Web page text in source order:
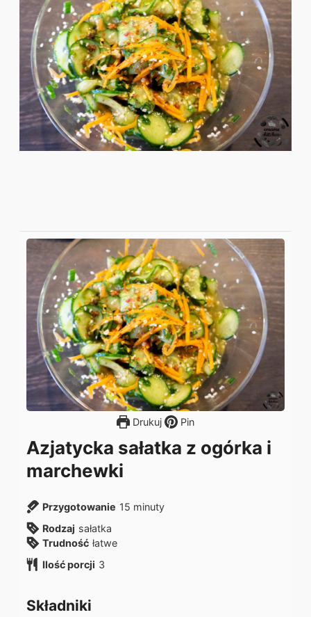
Drukuj Pin
Azjatycka sałatka z ogórka i
marchewki
Przygotowanie 15 m
minuty
Rodzaj sałatka
Trudność łatwe
Ilość porcji 3
Składniki